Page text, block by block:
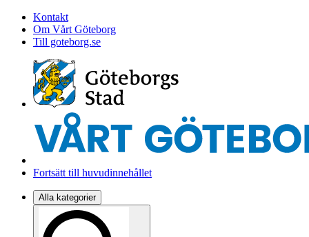
Kontakt
Om Vårt Göteborg
Till goteborg.se
Fortsätt till huvudinnehållet
Alla kategorier